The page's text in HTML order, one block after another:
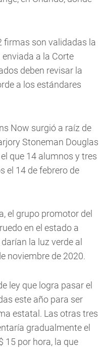
firmas son validadas la
a la Corte
deben revisar la
a los estándares
Now surgió a raíz de
Stoneman Douglas
que 14 alumnos y tres
el 14 de febrero de
el grupo promotor del
en el estado a
la luz verde al
noviembre de 2020.
ley que logra pasar el
este año para ser
estatal. Las otras tres
gradualmente el
15 por hora, la que